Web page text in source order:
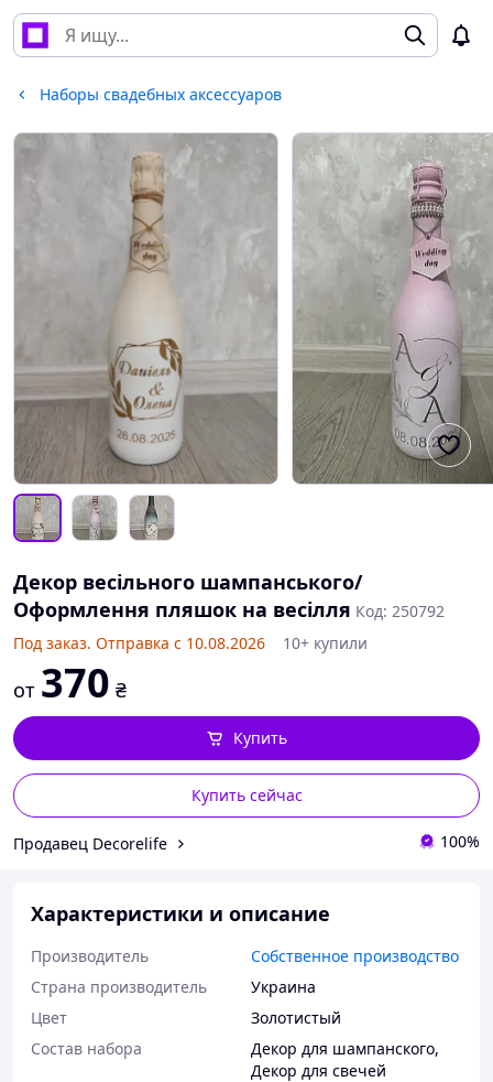
Наборы свадебных аксессуаров
Декор весільного шампанського/
Оформлення пляшок на весілля Код: 250792
Под заказ. Отправка с 10.08.2026
10+ купили
от 370 ₴
Купить сейчас
Купить
Продавец Decorelife 100%
Характеристики и описание
Производитель
Собственное производство
Страна производитель
Украина
Цвет
Золотистый
Состав набора
Декор для шампанского,
Декор для свечей